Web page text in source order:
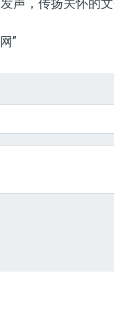
声，传扬关怀的文
”